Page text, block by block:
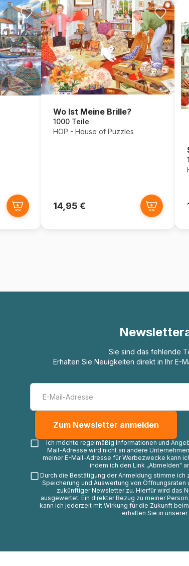
Wo Ist Meine Brille?
1000 Teile
HOP - House of Puzzles
14,95 €
Sie sind das fehlende
Erhalten Sie Neuigkeiten direkt in Ihr E-
Ich möchte regelmäßig Informationen und
Mail-Adresse wird nicht an andere
meiner E-Mail-Adresse für Werbezwecke kann
indem ich den Link „Abmelden"
Durch die Bestätigung der Anmeldung stimme
Speicherung und Auswertung von
zukünftiger Newsletter zu. Hierfür wird das
ausgewertet. Ein direkter Bezug zu meiner
kann ich jederzeit mit Wirkung für die Zukunft beim
erhalten Sie in